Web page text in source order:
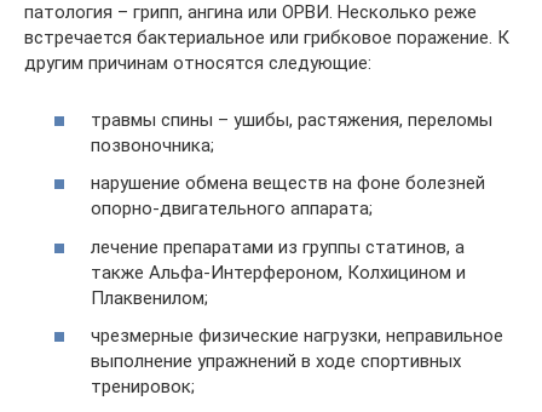
патология – грипп, ангина или ОРВИ. Несколько реже
встречается бактериальное или грибковое поражение. К
другим причинам относятся следующие:
травмы спины – ушибы, растяжения, переломы
позвоночника;
нарушение обмена веществ на фоне болезней
опорно-двигательного аппарата;
лечение препаратами из группы статинов, а
также Альфа-Интерфероном, Колхицином и
Плаквенилом;
чрезмерные физические нагрузки, неправильное
выполнение упражнений в ходе спортивных
тренировок;